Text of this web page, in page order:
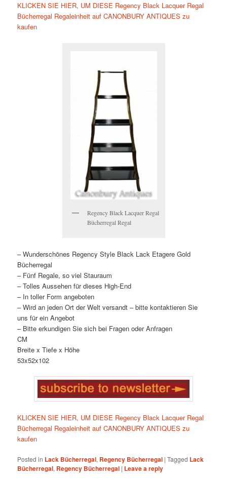
KLICKEN SIE HIER, UM DIESE Regency Black Lacquer Regal
Bücherregal Regaleinheit auf CANONBURY ANTIQUES zu
kaufen
Regency Black Lacquer Regal
Bücherregal Regal
– Wunderschönes Regency Style Black Lack Etagere Gold
Bücherregal
– Fünf Regale, so viel Stauraum
– Tolles Aussehen für dieses High-End
– In toller Form angeboten
– Wird an jeden Ort der Welt versandt – bitte kontaktieren Sie
uns für ein Angebot
– Bitte erkundigen Sie sich bei Fragen oder Anfragen
CM
Breite x Tiefe x Höhe
53x52x102
KLICKEN SIE HIER, UM DIESE Regency Black Lacquer Regal
Bücherregal Regaleinheit auf CANONBURY ANTIQUES zu
kaufen
Posted in Lack Bücherregal, Regency Bücherregal |Tagged Lack
Bücherregal, Regency Bücherregal | Leave a reply